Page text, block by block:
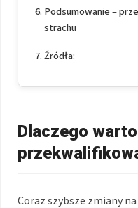
Podsumowanie –
strachu
Źródła:
Dlaczego
Coraz szybsze zmiany